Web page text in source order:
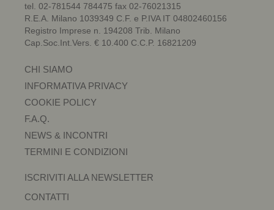
tel. 02-781544 784475 fax 02-76021315
R.E.A. Milano 1039349 C.F. e P.IVA IT 04802460156
Registro Imprese n. 194208 Trib. Milano
Cap.Soc.Int.Vers. € 10.400 C.C.P. 16821209
CHI SIAMO
INFORMATIVA PRIVACY
COOKIE POLICY
F.A.Q.
NEWS & INCONTRI
TERMINI E CONDIZIONI
ISCRIVITI ALLA NEWSLETTER
CONTATTI